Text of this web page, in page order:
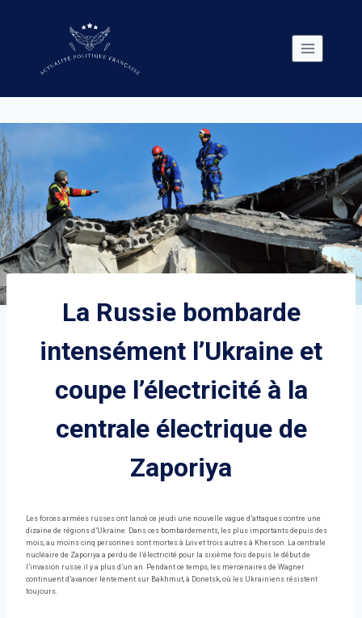
La Russie bombarde
intensément l’Ukraine et
coupe l’électricité à la
centrale électrique de
Zaporiya
Les forces armées russes ont lancé ce jeudi une nouvelle vague d’attaques contre une
dizaine de régions d’Ukraine. Dans ces bombardements, les plus importants depuis des
mois, au moins cinq personnes sont mortes à Lviv et trois autres à Kherson. La centrale
nucléaire de Zaporiya a perdu de l’électricité pour la sixième fois depuis le début de
l’invasion russe il y a plus d’un an. Pendant ce temps, les mercenaires de Wagner
continuent d’avancer lentement sur Bakhmut, à Donetsk, où les Ukrainiens résistent
toujours.